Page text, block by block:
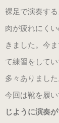
裸足で演奏す
肉が疲れにく
きました。今
て練習をして
多々ありました
今回は靴を履い
じように演奏